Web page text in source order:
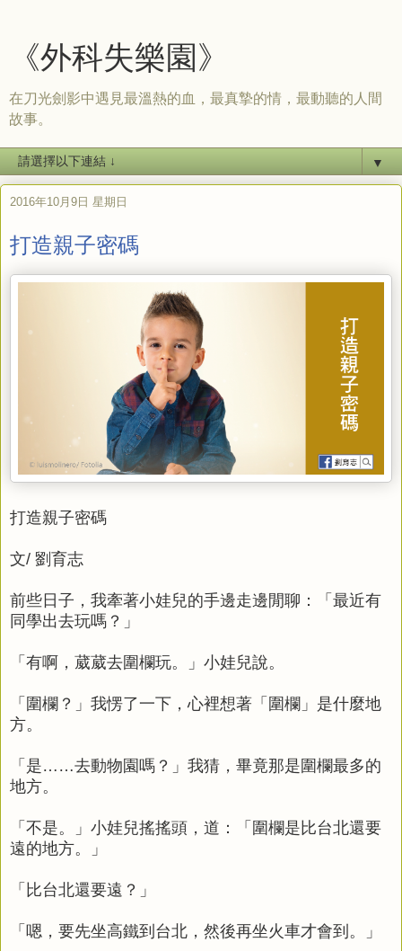
《外科失樂園》
在刀光劍影中遇見最溫熱的血，最真摯的情，最動聽的人間
故事。
▼
2016年10月9日 星期日
打造親子密碼
打造親子密碼
文/ 劉育志
前些日子，我牽著小娃兒的手邊走邊閒聊：「最近有
同學出去玩嗎？」
「有啊，葳葳去圍欄玩。」小娃兒說。
「圍欄？」我愣了一下，心裡想著「圍欄」是什麼地
方。
「是……去動物園嗎？」我猜，畢竟那是圍欄最多的
地方。
「不是。」小娃兒搖搖頭，道：「圍欄是比台北還要
遠的地方。」
「比台北還要遠？」
「嗯，要先坐高鐵到台北，然後再坐火車才會到。」